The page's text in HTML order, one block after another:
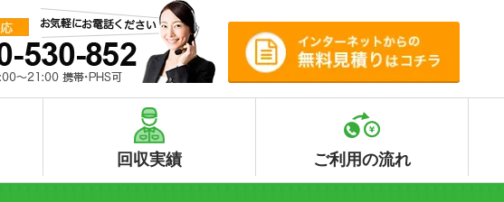
回収実績 ご利用の流れ